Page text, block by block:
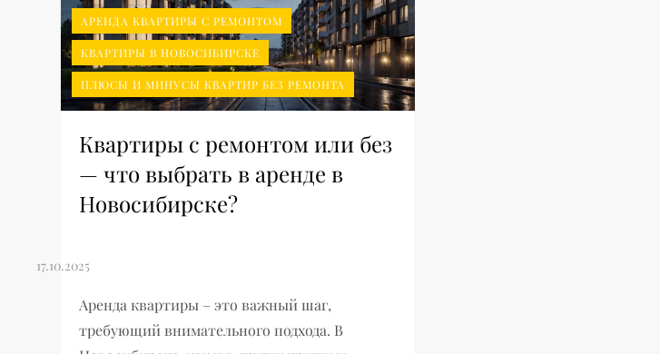
АРЕНДА КВАРТИРЫ С РЕМОНТОМ
КВАРТИРЫ В НОВОСИБИРСКЕ
ПЛЮСЫ И МИНУСЫ КВАРТИР БЕЗ РЕМОНТА
Квартиры с ремонтом или без
— что выбрать в аренде в
Новосибирске?
Аренда квартиры – это важный шаг,
требующий внимательного подхода. В